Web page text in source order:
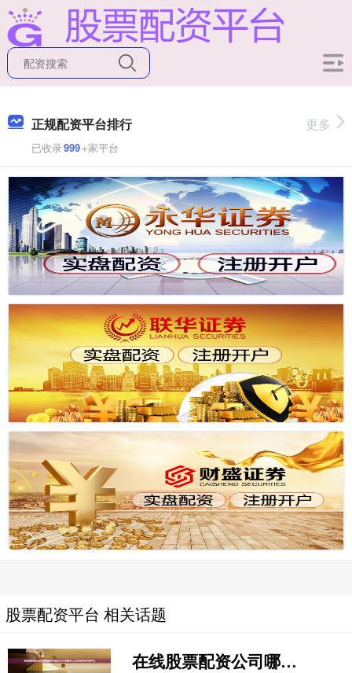
正规配资平台排行
已收录999+家平台
更多
股票配资平台 相关话题
在线股票配资公司哪 亚洲联网科技(00679)附属购入290万美元的存款产品